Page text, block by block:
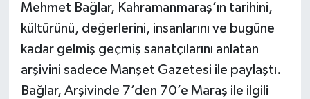
Mehmet Bağlar, Kahramanmaraş’ın tarihini,
kültürünü, değerlerini, insanlarını ve bugüne
kadar gelmiş geçmiş sanatçılarını anlatan
arşivini sadece Manşet Gazetesi ile paylaştı.
Bağlar, Arşivinde 7’den 70’e Maraş ile ilgili